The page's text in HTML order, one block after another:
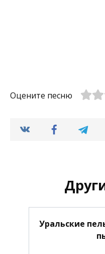
Оцените песню
Уральские